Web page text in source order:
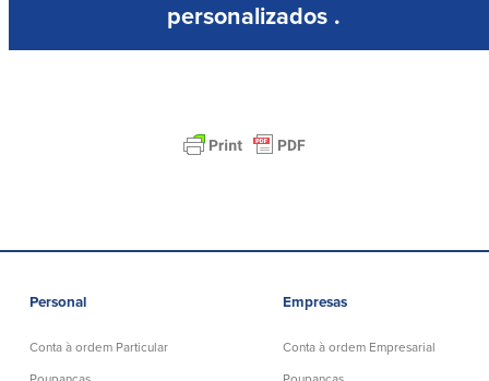
personalizados .
Personal
Conta à ordem Particular
Empresas
Conta à ordem Empresarial